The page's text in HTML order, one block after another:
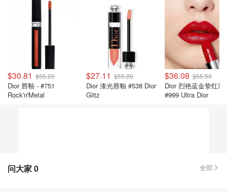
$30.81 $55.20
Dior 唇釉 - #751
Rock'n'Metal
$27.11 $55.20
Dior 漆光唇釉 #538 Dior
Glitz
$36.08 $55.50
Dior 烈艳蓝金挚红唇
#999 Ultra Dior
问大家0 全部